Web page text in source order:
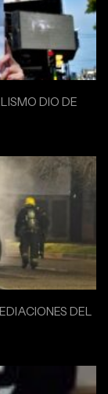
DIO DE
DEL